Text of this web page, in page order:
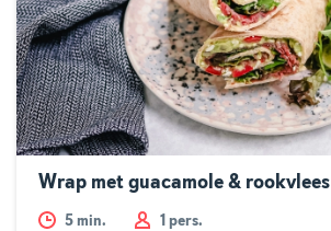
Wrap met guacamole & rookvlees
5 min. 1 pers.